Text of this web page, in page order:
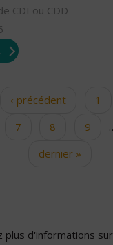
CDI ou CDD
‹ précédent 1
7 8 9
dernier »
plus d'informations